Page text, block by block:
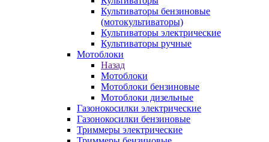
Культиваторы бензиновые
(мотокультиваторы)
Культиваторы электрические
Культиваторы ручные
Мотоблоки
Назад
Мотоблоки
Мотоблоки бензиновые
Мотоблоки дизельные
Газонокосилки электрические
Газонокосилки бензиновые
Триммеры электрические